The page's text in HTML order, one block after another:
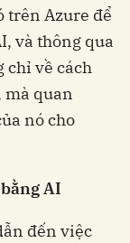
trên Azure để
và thông qua
chỉ về cách
mà quan
nó cho
AI
đến việc